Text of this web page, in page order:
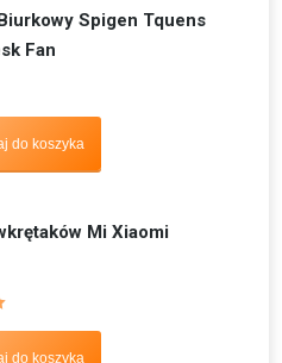
Spigen Tquens
Fan
do koszyka
Mi Xiaomi
do koszyka